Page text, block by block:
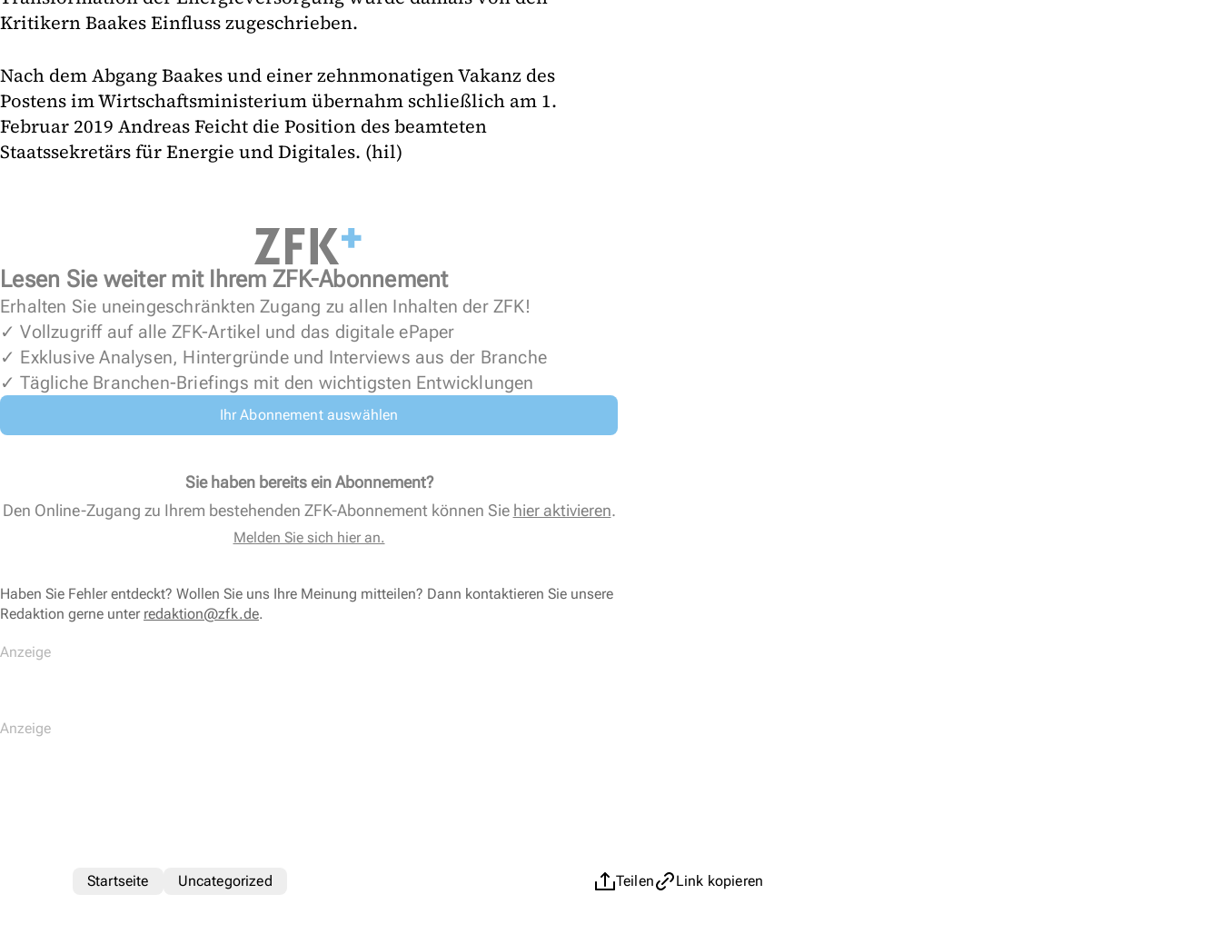
Kritikern Baakes Einfluss zugeschrieben.
Nach dem Abgang Baakes und einer zehnmonatigen Vakanz des
Postens im Wirtschaftsministerium übernahm schließlich am 1.
Februar 2019 Andreas Feicht die Position des beamteten
Staatssekretärs für Energie und Digitales. (hil)
Lesen Sie weiter mit Ihrem ZFK-Abonnement
Erhalten Sie uneingeschränkten Zugang zu allen Inhalten der ZFK!
✓ Vollzugriff auf alle ZFK-Artikel und das digitale ePaper
✓ Exklusive Analysen, Hintergründe und Interviews aus der Branche
✓ Tägliche Branchen-Briefings mit den wichtigsten Entwicklungen
Ihr Abonnement auswählen
Sie haben bereits ein Abonnement?
Den Online-Zugang zu Ihrem bestehenden ZFK-Abonnement können Sie hier aktivieren.
Melden Sie sich hier an.
Haben Sie Fehler entdeckt? Wollen Sie uns Ihre Meinung mitteilen? Dann kontaktieren Sie unsere
Redaktion gerne unter redaktion@zfk.de.
Teilen Link kopieren
Startseite Uncategorized